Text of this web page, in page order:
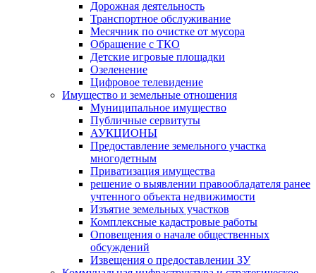
Дорожная деятельность
Транспортное обслуживание
Месячник по очистке от мусора
Обращение с ТКО
Детские игровые площадки
Озеленение
Цифровое телевидение
Имущество и земельные отношения
Муниципальное имущество
Публичные сервитуты
АУКЦИОНЫ
Предоставление земельного участка
многодетным
Приватизация имущества
решение о выявлении правообладателя ранее
учтенного объекта недвижимости
Изъятие земельных участков
Комплексные кадастровые работы
Оповещения о начале общественных
обсуждений
Извещения о предоставлении ЗУ